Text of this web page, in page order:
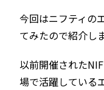
今回はニフティの
てみたので紹介し
以前開催された
場で活躍している